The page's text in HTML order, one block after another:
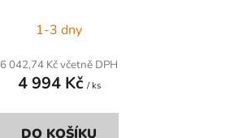
1-3 dny
6 042,74 Kč včetně DPH
4 994 Kč / ks
DO KOŠÍKU